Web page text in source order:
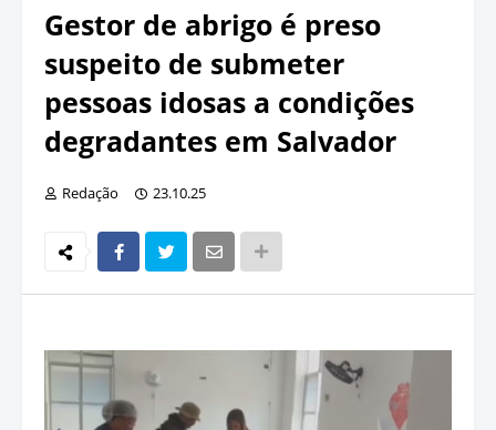
Gestor de abrigo é preso
suspeito de submeter
pessoas idosas a condições
degradantes em Salvador
Redação 23.10.25